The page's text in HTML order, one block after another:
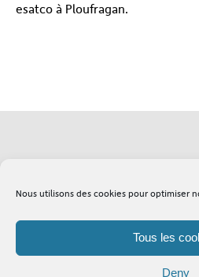
Nous utilisons des cookies pour optimiser
Tous les
Deny
esatco à Ploufragan.
Lexique